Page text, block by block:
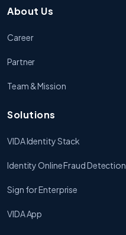
About Us
Career
Partner
Team & Mission
Solutions
VIDA Identity Stack
Identity Online Fraud Detection
Sign for Enterprise
VIDA App